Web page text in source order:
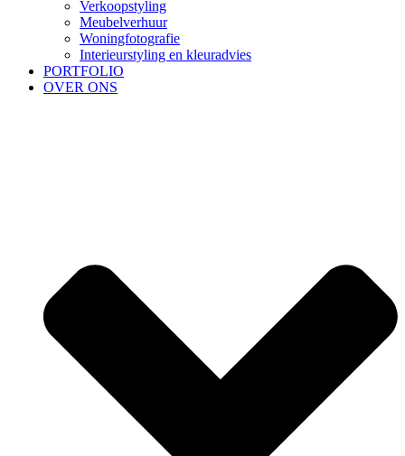
Verkoopstyling
Meubelverhuur
Woningfotografie
Interieurstyling en kleuradvies
PORTFOLIO
OVER ONS